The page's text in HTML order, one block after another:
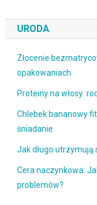
URODA
Złocenie
opakowaniach
Proteiny na włosy:
Chlebek bananowy
śniadanie
Jak długo
Cera naczynkowa:
problemów?